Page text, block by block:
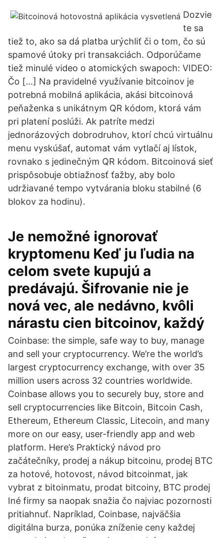
Dozvie
te sa
tiež to, ako sa dá platba urýchliť či o tom, čo sú
spamové útoky pri transakciách. Odporúčame
tiež minulé video o atomických swapoch: VIDEO:
Čo […] Na pravidelné využívanie bitcoinov je
potrebná mobilná aplikácia, akási bitcoinová
peňaženka s unikátnym QR kódom, ktorá vám
pri platení poslúži. Ak patríte medzi
jednorázových dobrodruhov, ktorí chcú virtuálnu
menu vyskúšať, automat vám vytlačí aj lístok,
rovnako s jedinečným QR kódom. Bitcoinová sieť
prispôsobuje obtiažnosť ťažby, aby bolo
udržiavané tempo vytvárania bloku stabilné (6
blokov za hodinu).
Je nemožné ignorovať
kryptomenu Keď ju ľudia na
celom svete kupujú a
predávajú. Šifrovanie nie je
nová vec, ale nedávno, kvôli
nárastu cien bitcoinov, každý
Coinbase: the simple, safe way to buy, manage
and sell your cryptocurrency. We’re the world’s
largest cryptocurrency exchange, with over 35
million users across 32 countries worldwide.
Coinbase allows you to securely buy, store and
sell cryptocurrencies like Bitcoin, Bitcoin Cash,
Ethereum, Ethereum Classic, Litecoin, and many
more on our easy, user-friendly app and web
platform. Here’s Praktický návod pro
začátečníky, prodej a nákup bitcoinu, prodej BTC
za hotové, hotovost, návod bitcoinmat, jak
vybrat z bitoinmatu, prodat bitcoiny, BTC prodej
Iné firmy sa naopak snažia čo najviac pozornosti
pritiahnuť. Napríklad, Coinbase, najväčšia
digitálna burza, ponúka zníženie ceny každej